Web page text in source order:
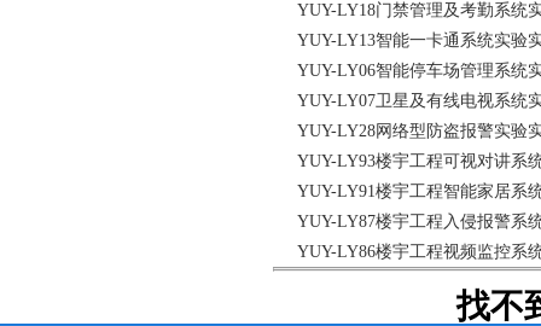
YUY-LY18门禁管理及考勤系统
YUY-LY13智能一卡通系统实验
YUY-LY06智能停车场管理系统
YUY-LY07卫星及有线电视系统
YUY-LY28网络型防盗报警实验
YUY-LY93楼宇工程可视对讲系
YUY-LY91楼宇工程智能家居系
YUY-LY87楼宇工程入侵报警系
YUY-LY86楼宇工程视频监控系
找不